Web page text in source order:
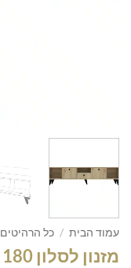
עמוד הבית / כל הרהיטים
מזנון לסלון 180 ס"מ בגימור עץ